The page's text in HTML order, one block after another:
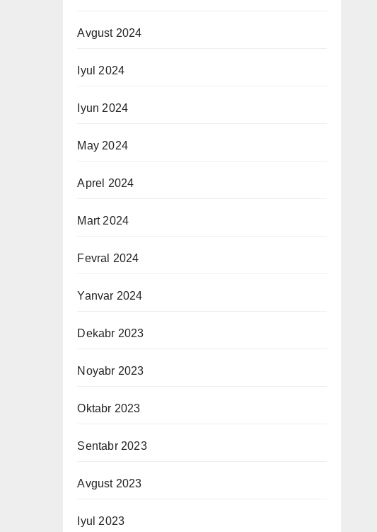
Avgust 2024
Iyul 2024
Iyun 2024
May 2024
Aprel 2024
Mart 2024
Fevral 2024
Yanvar 2024
Dekabr 2023
Noyabr 2023
Oktabr 2023
Sentabr 2023
Avgust 2023
Iyul 2023